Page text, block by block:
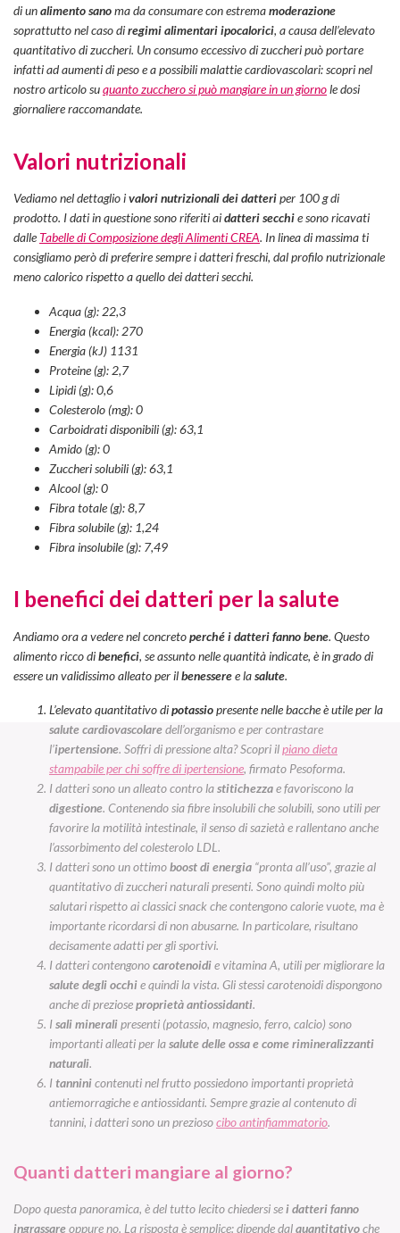
di unalimento sanoma da consumare con estremamoderazione
soprattutto nel caso diregimi alimentari ipocalorici, a causa dell’elevato
quantitativo di zuccheri. Un consumo eccessivo di zuccheri può portare
infatti ad aumenti di peso e a possibili malattie cardiovascolari: scopri nel
nostro articolo suquanto zucchero si può mangiare in un giornole dosi
giornaliere raccomandate.
Valori nutrizionali
Vediamo nel dettaglio ivalori nutrizionali dei datteriper 100 g di
prodotto. I dati in questione sono riferiti aidatteri secchie sono ricavati
dalle Tabelle di Composizione degli Alimenti CREA. In linea di massima ti
consigliamo però di preferire sempre i datteri freschi, dal profilo nutrizionale
meno caloricorispetto a quello dei datteri secchi.
Acqua (g): 22,3
Energia (kcal): 270
Energia (kJ) 1131
Proteine (g): 2,7
Lipidi (g): 0,6
Colesterolo (mg): 0
Carboidrati disponibili (g): 63,1
Amido (g): 0
Zuccheri solubili (g): 63,1
Alcool (g): 0
Fibra totale (g): 8,7
Fibra solubile (g): 1,24
Fibra insolubile (g): 7,49
I benefici dei datteri per la salute
Andiamo ora a vedere nel concretoperché i datteri fanno bene. Questo
alimento ricco dibenefici, se assunto nelle quantità indicate, è in grado di
essere un validissimo alleato per ilbenesseree lasalute.
L’elevato quantitativo dipotassiopresente nelle bacche è utile per la
salute cardiovascolaredell’organismo e percontrastare
l’ipertensione. Soffri di pressione alta? Scopri ilpiano dieta
stampabile per chi soffre di ipertensione, firmato Pesoforma.
I datteri sono un alleato contro lastitichezzae favoriscono la
digestione. Contenendo sia fibre insolubili che solubili, sonoutili per
favorire la motilità intestinale, il senso di sazietàe rallentano anche
l’assorbimento del colesterolo LDL.
I datteri sono un ottimoboost di energia “pronta all’uso”, grazie al
quantitativo di zuccheri naturali presenti. Sono quindi molto più
salutari rispetto ai classici snack che contengono calorie vuote, ma è
importante ricordarsi di non abusarne. In particolare, risultano
decisamente adatti per gli sportivi.
I datteri contengonocarotenoidievitamina A, utili per migliorare la
salute degli occhie quindi la vista. Gli stessi carotenoidi dispongono
anche di prezioseproprietà antiossidanti.
Isali mineralipresenti (potassio, magnesio, ferro, calcio) sono
importanti alleati per lasalute delle ossa ecome rimineralizzanti
naturali.
Itanninicontenuti nel frutto possiedono importanti proprietà
antiemorragiche e antiossidanti. Sempre grazie al contenuto di
tannini, i datteri sono un preziosocibo antinfiammatorio.
Quanti datteri mangiare al giorno?
Dopo questa panoramica, è del tutto lecito chiedersi sei datteri fanno
ingrassareoppure no. La risposta è semplice: dipende dalquantitativoche